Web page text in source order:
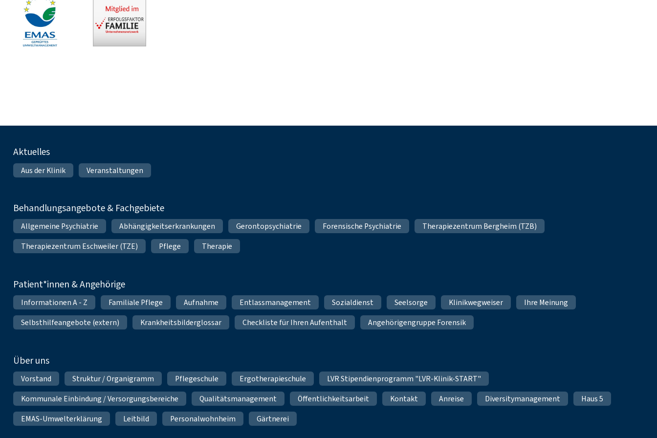
Fußnavigation
Aktuelles
Aus der Klinik Veranstaltungen
Behandlungsangebote & Fachgebiete
Allgemeine Psychiatrie Abhängigkeitserkrankungen Gerontopsychiatrie Forensische Psychiatrie
Therapiezentrum Bergheim (TZB)
Therapiezentrum Eschweiler (TZE)
Pflege Therapie
Patient*innen & Angehörige
Informationen A - Z Familiale Pflege Aufnahme Entlassmanagement Sozialdienst Seelsorge Klinikwegweiser
Ihre Meinung
Selbsthilfeangebote (extern)
Krankheitsbilderglossar Checkliste für Ihren Aufenthalt Angehörigengruppe Forensik
Über uns
Vorstand Struktur / Organigramm Pflegeschule Ergotherapieschule
LVR Stipendienprogramm "LVR-Klinik-START"
Kommunale Einbindung / Versorgungsbereiche
Qualitätsmanagement Öffentlichkeitsarbeit Kontakt Anreise Diversitymanagement
Haus 5
EMAS-Umwelterklärung
Leitbild Personalwohnheim Gärtnerei